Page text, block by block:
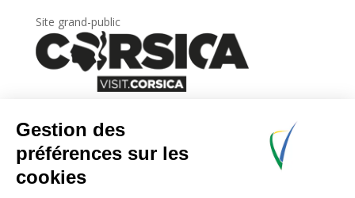
Site grand-public
Newsletter
Inscrivez-vous àla lettre d’information
l’Agence du tourisme de la Corse.